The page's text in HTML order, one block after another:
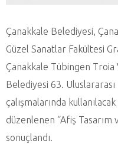
Çanakkale Belediyesi,
Güzel Sanatlar Fakültesi
Çanakkale Tübingen Troia
Belediyesi 63.
çalışmalarında
düzenlenen “Afiş Tasarım
sonuçlandı.